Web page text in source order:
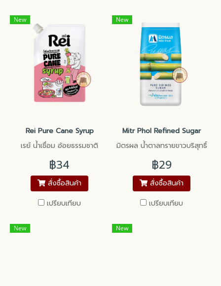
New
Rei Pure Cane Syrup
เรย์ น้ำเชื่อม อ้อยธรรมชาติ
฿34
สั่งซื้อสินค้า
เปรียบเทียบ
New
Mitr Phol Refined Sugar
มิตรผล น้ำตาลทรายขาวบริสุทธิ์
฿29
สั่งซื้อสินค้า
เปรียบเทียบ
New New